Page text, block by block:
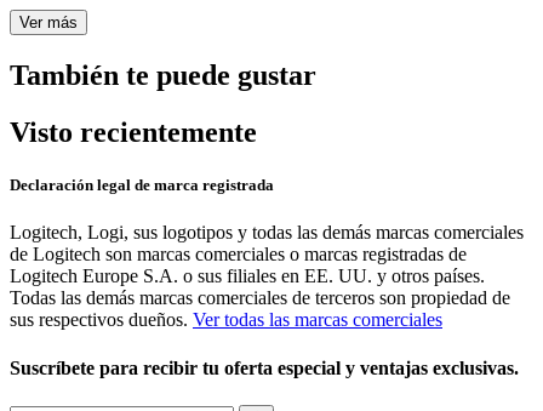
Ver más
También te puede gustar
Visto recientemente
Declaración legal de marca registrada
Logitech, Logi, sus logotipos y todas las demás marcas comerciales
de Logitech son marcas comerciales o marcas registradas de
Logitech Europe S.A. o sus filiales en EE. UU. y otros países.
Todas las demás marcas comerciales de terceros son propiedad de
sus respectivos dueños. Ver todas las marcas comerciales
Suscríbete para recibir tu oferta especial y ventajas exclusivas.